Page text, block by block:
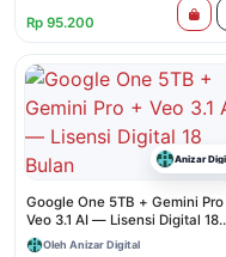
Rp 95.200
Anizar
Google One 5TB + Gemini Pro
Veo 3.1 AI — Lisensi Digital 18
BulanOleh Anizar Digital